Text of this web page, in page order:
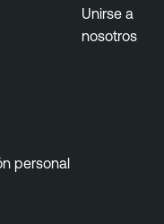
Unirse a
nosotros
personal